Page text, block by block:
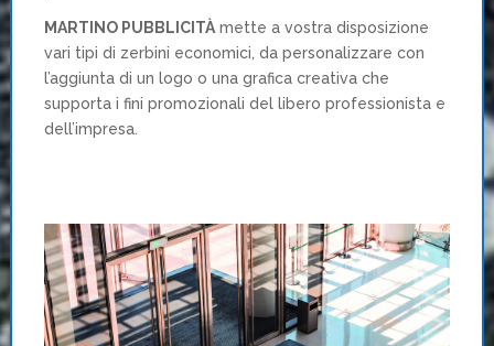
MARTINO PUBBLICITÀmette a vostra disposizione
vari tipi di zerbini economici, da personalizzare con
l’aggiunta di un logo o una grafica creativa che
supporta i fini promozionali del libero professionista e
dell’impresa.